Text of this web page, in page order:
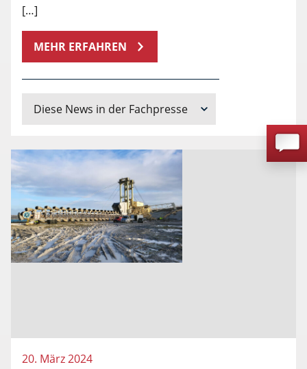
[…]
MEHR ERFAHREN
Diese News in der Fachpresse
20. März 2024